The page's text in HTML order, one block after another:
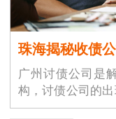
广州讨债公司是
构，讨债公司的
题的途径。广州